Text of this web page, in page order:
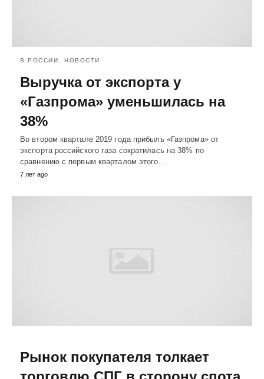
В РОССИИ НОВОСТИ
Выручка от экспорта у
«Газпрома» уменьшилась на
38%
Во втором квартале 2019 года прибыль «Газпрома» от
экспорта российского газа сократилась на 38% по
сравнению с первым кварталом этого…
7 лет ago
Рынок покупателя толкает